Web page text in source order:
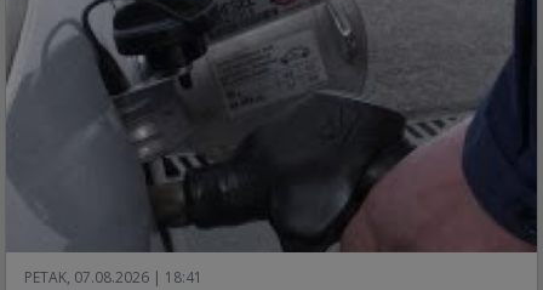
PETAK, 07.08.2026 | 18:41